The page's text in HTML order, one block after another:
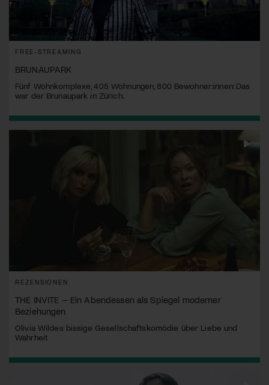
FREE-STREAMING
BRUNAUPARK
Fünf Wohnkomplexe, 405 Wohnungen, 800 Bewohner:innen: Das
war der Brunaupark in Zürich.
REZENSIONEN
THE INVITE – Ein Abendessen als Spiegel moderner
Beziehungen
Olivia Wildes bissige Gesellschaftskomödie über Liebe und
Wahrheit